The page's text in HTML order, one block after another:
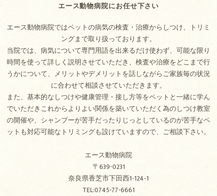
エース動物病院にお任せ下さい
エース動物病院ではペットの病気の検査・治療からしつけ、トリミ
ングまで取り扱っております。
当院では、病気について専門用語を出来るだけ使わず、可能な限り
時間を使って詳しく説明させていただき、検査や治療をどこまで行
うかについて、メリットやデメリットを話しながらご家族毎の状況
に合わせて相談させていただきます。
また、基本的なしつけや健康管理・接し方等をペットと一緒に学ん
でいただきこれからよりよい関係を築いていただく為のしつけ教室
の開催や、シャンプーが苦手だったりじっとしているのが苦手なペ
ットも対応可能なトリミングも設けていますので、ご相談下さい。
エース動物病院
〒639-0231
奈良県香芝市下田西1-124-1
TEL:0745-77-6661